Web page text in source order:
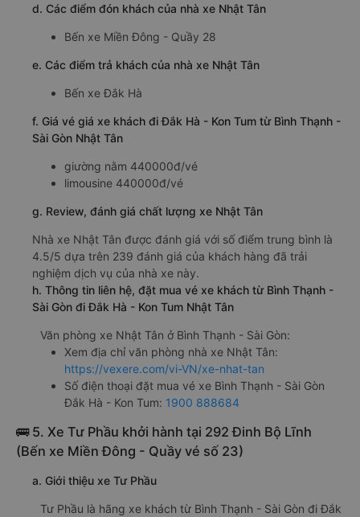
d. Các điểm đón khách của nhà xe Nhật Tân
Bến xe Miền Đông - Quầy 28
e. Các điểm trả khách của nhà xe Nhật Tân
Bến xe Đắk Hà
f. Giá vé giá xe khách đi Đắk Hà - Kon Tum từ Bình Thạnh -
Sài Gòn Nhật Tân
giường nằm 440000đ/vé
limousine 440000đ/vé
g. Review, đánh giá chất lượng xe Nhật Tân
Nhà xe Nhật Tân được đánh giá với số điểm trung bình là
4.5/5 dựa trên 239 đánh giá của khách hàng đã trải
nghiệm dịch vụ của nhà xe này.
h. Thông tin liên hệ, đặt mua vé xe khách từ Bình Thạnh -
Sài Gòn đi Đắk Hà - Kon Tum Nhật Tân
Văn phòng xe Nhật Tân ở Bình Thạnh - Sài Gòn:
Xem địa chỉ văn phòng nhà xe Nhật Tân:
https://vexere.com/vi-VN/xe-nhat-tan
Số điện thoại đặt mua vé xe Bình Thạnh - Sài Gòn
Đắk Hà - Kon Tum: 1900 888684
🚌 5. Xe Tư Phầu khởi hành tại 292 Đinh Bộ Lĩnh
(Bến xe Miền Đông - Quầy vé số 23)
a. Giới thiệu xe Tư Phầu
Tư Phầu là hãng xe khách từ Bình Thạnh - Sài Gòn đi Đắk